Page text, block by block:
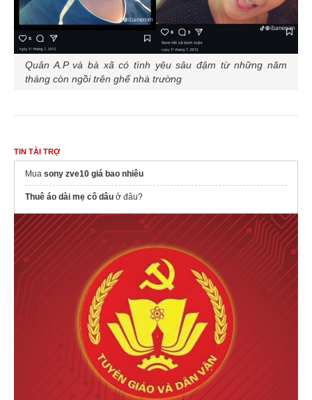
Quân A.P và bà xã có tình yêu sâu đậm từ những năm
tháng còn ngồi trên ghế nhà trường
TIN TÀI TRỢ
Mua sony zve10 giá bao nhiêu
Thuê áo dài mẹ cô dâu ở đâu?